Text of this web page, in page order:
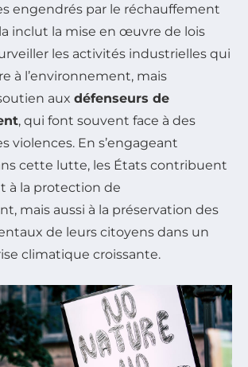
engendrés par le réchauffement
inclut la mise en œuvre de lois
les activités industrielles qui
à l’environnement, mais
aux défenseurs de
, qui font souvent face à des
violences. En s’engageant
cette lutte, les États contribuent
à la protection de
mais aussi à la préservation des
de leurs citoyens dans un
climatique croissante.